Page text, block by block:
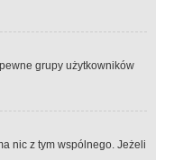
grupy użytkowników
nic z tym wspólnego. Jeżeli